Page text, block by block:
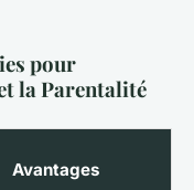
pour
la Parentalité
Avantages